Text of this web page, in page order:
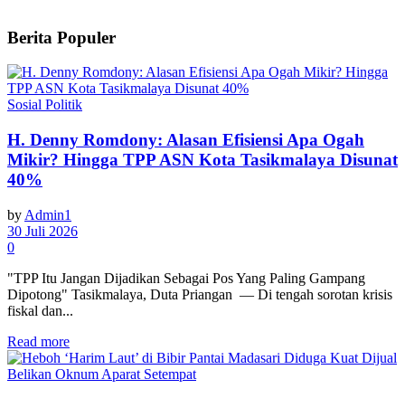
Berita Populer
Sosial Politik
H. Denny Romdony: Alasan Efisiensi Apa Ogah
Mikir? Hingga TPP ASN Kota Tasikmalaya Disunat
40%
by Admin1
30 Juli 2026
0
"TPP Itu Jangan Dijadikan Sebagai Pos Yang Paling Gampang
Dipotong" Tasikmalaya, Duta Priangan — Di tengah sorotan krisis
fiskal dan...
Read more